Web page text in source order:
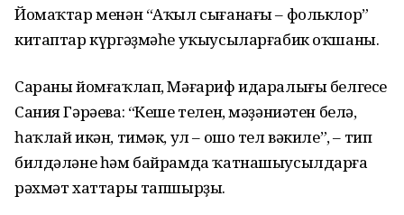
Йомаҡтар менән “Аҡыл сығанағы – фольклор”
китаптар күргәҙмәһе уҡыусыларғабик оҡшаны.
Сараны йомғаҡлап, Мәғариф идаралығы белгесе
Сания Гәрәева: “Кеше телен, мәҙәниәтен белә,
һаҡлай икән, тимәк, ул – ошо тел вәкиле”, – тип
билдәләне һәм байрамда ҡатнашыусылдарға
рәхмәт хаттары тапшырҙы.